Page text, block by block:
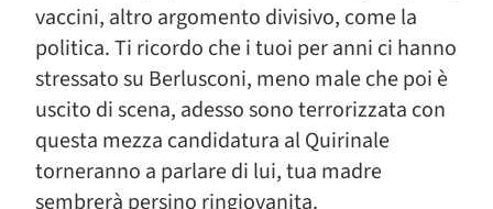
vaccini, altro argomento divisivo, come la
politica. Ti ricordo che i tuoi per anni ci hanno
stressato su Berlusconi, meno male che poi è
uscito di scena, adesso sono terrorizzata con
questa mezza candidatura al Quirinale
torneranno a parlare di lui, tua madre
sembrerà persino ringiovanita.